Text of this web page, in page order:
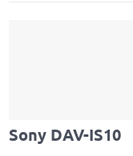
Sony DAV-IS10